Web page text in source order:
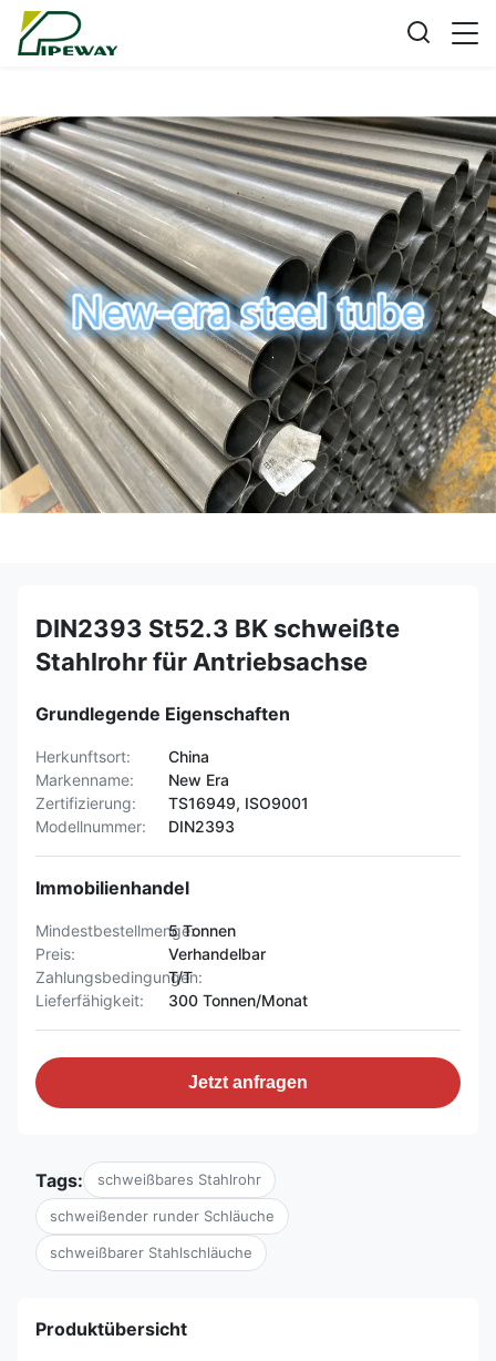
DIN2393 St52.3 BK schweißte
Stahlrohr für Antriebsachse
Grundlegende Eigenschaften
Herkunftsort:
China
Markenname:
New Era
Zertifizierung:
TS16949, ISO9001
Modellnummer:
DIN2393
Immobilienhandel
Mindestbestellmenge:5 Tonnen
Preis:
Verhandelbar
Zahlungsbedingungen:
T/T
Lieferfähigkeit:
300 Tonnen/Monat
Jetzt anfragen
Tags: schweißbares Stahlrohr
schweißender runder Schläuche
schweißbarer Stahlschläuche
Produktübersicht